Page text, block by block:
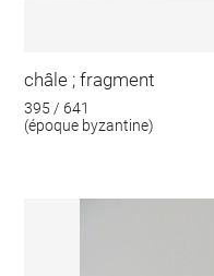
châle ; fragment
395 / 641
(époque byzantine)